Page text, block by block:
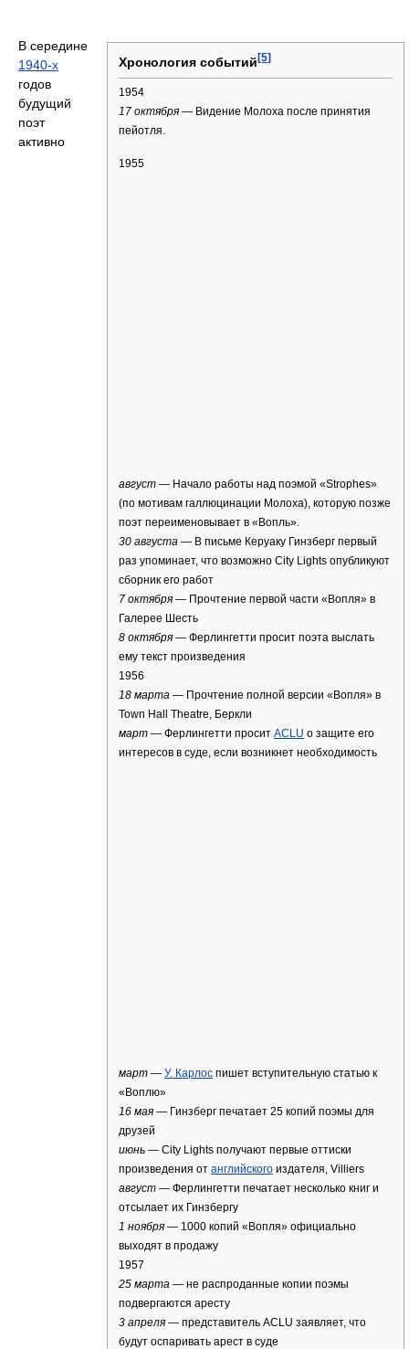
Хронология событий [5]
1954
17 октября — Видение Молоха после принятия
пейотля.
1955
август — Начало работы над поэмой «Strophes»
(по мотивам галлюцинации Молоха), которую позже
поэт переименовывает в «Вопль».
30 августа — В письме Керуаку Гинзберг первый
раз упоминает, что возможно City Lights опубликуют
сборник его работ
7 октября — Прочтение первой части «Вопля» в
Галерее Шесть
8 октября — Ферлингетти просит поэта выслать
ему текст произведения
1956
18 марта — Прочтение полной версии «Вопля» в
Town Hall Theatre, Беркли
март — Ферлингетти просит ACLU о защите его
интересов в суде, если возникнет необходимость
март — У. Карлос пишет вступительную статью к
«Воплю»
16 мая — Гинзберг печатает 25 копий поэмы для
друзей
июнь — City Lights получают первые оттиски
произведения от английского издателя, Villiers
август — Ферлингетти печатает несколько книг и
отсылает их Гинзбергу
1 ноября — 1000 копий «Вопля» официально
выходят в продажу
1957
25 марта — не распроданные копии поэмы
подвергаются аресту
3 апреля — представитель ACLU заявляет, что
будут оспаривать арест в суде
В середине
1940-х
годов
будущий
поэт
активно